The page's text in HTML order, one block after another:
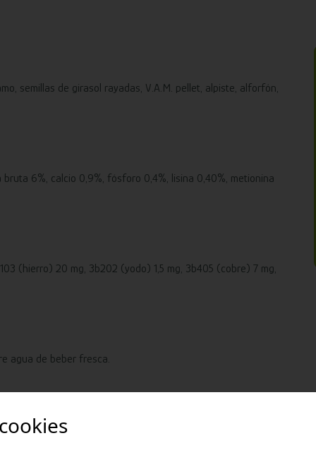
semillas de girasol rayadas, V.A.M. pellet, alpiste, alforfón,
6%, calcio 0,9%, fósforo 0,4%, lisina 0,40%, metionina
(hierro) 20 mg, 3b202 (yodo) 1,5 mg, 3b405 (cobre) 7 mg,
agua de beber fresca.
= condición óptima.